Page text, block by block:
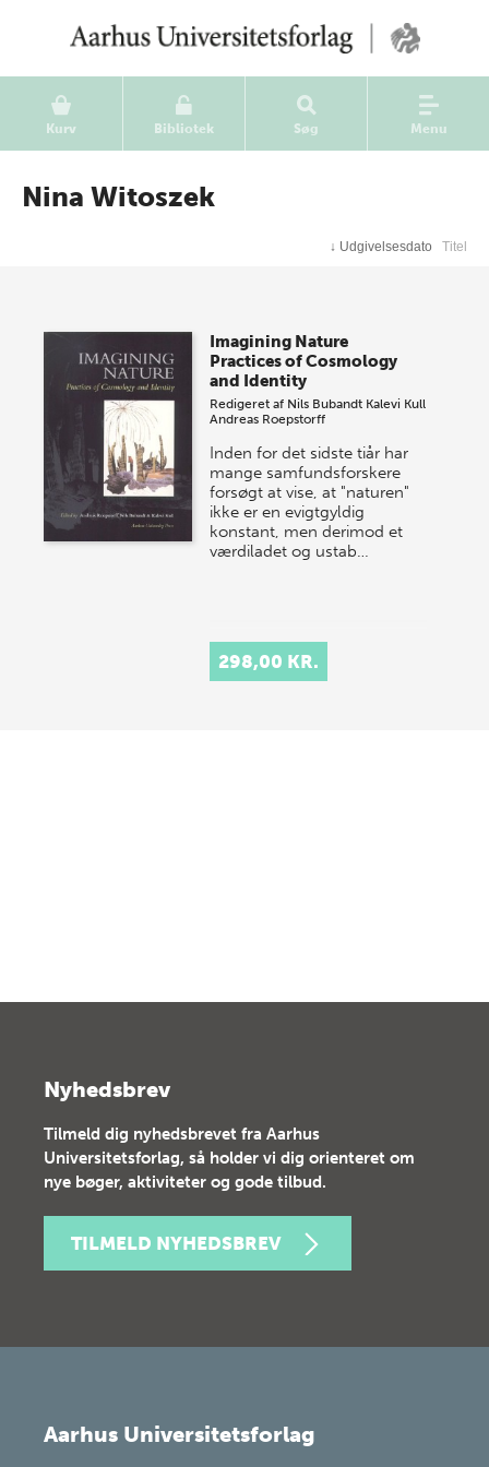
Kurv Bibliotek Søg Menu
Nina Witoszek
↓ Udgivelsesdato Titel
Imagining Nature
Practices of Cosmology
and Identity
Redigeret af Nils Bubandt Kalevi Kull
Andreas Roepstorff
Inden for det sidste tiår har
mange samfundsforskere
forsøgt at vise, at "naturen"
ikke er en evigtgyldig
konstant, men derimod et
værdiladet og ustab…
298,00 KR.
Nyhedsbrev
Tilmeld dig nyhedsbrevet fra Aarhus
Universitetsforlag, så holder vi dig orienteret om
nye bøger, aktiviteter og gode tilbud.
TILMELD NYHEDSBREV
Aarhus Universitetsforlag